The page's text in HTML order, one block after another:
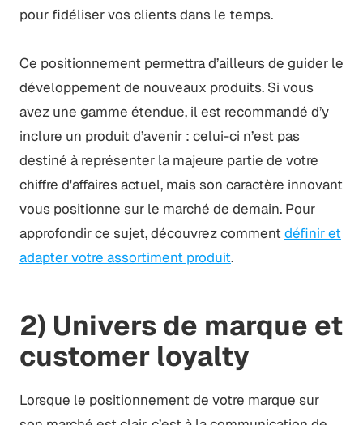
pour fidéliser vos clients dans le temps.
Ce positionnement permettra d’ailleurs de guider le
développement de nouveaux produits. Si vous
avez une gamme étendue, il est recommandé d’y
inclure un produit d’avenir : celui-ci n’est pas
destiné à représenter la majeure partie de votre
chiffre d'affaires actuel, mais son caractère innovant
vous positionne sur le marché de demain. Pour
approfondir ce sujet, découvrez comment définir et
adapter votre assortiment produit.
2) Univers de marque et
customer loyalty
Lorsque le positionnement de votre marque sur